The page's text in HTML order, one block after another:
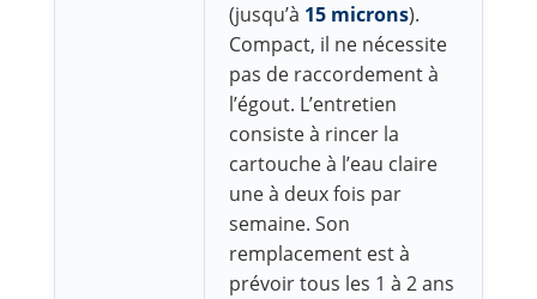
(jusqu’à 15 microns).
Compact, il ne nécessite
pas de raccordement à
l’égout. L’entretien
consiste à rincer la
cartouche à l’eau claire
une à deux fois par
semaine. Son
remplacement est à
prévoir tous les 1 à 2 ans